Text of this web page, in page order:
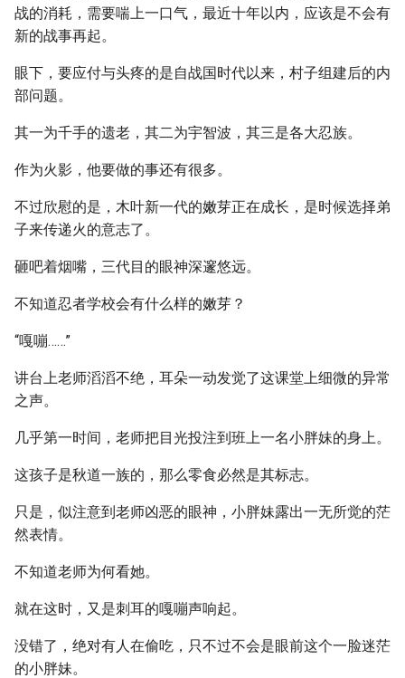
战的消耗，需要喘上一口气，最近十年以内，应该是不会有
新的战事再起。
眼下，要应付与头疼的是自战国时代以来，村子组建后的内
部问题。
其一为千手的遗老，其二为宇智波，其三是各大忍族。
作为火影，他要做的事还有很多。
不过欣慰的是，木叶新一代的嫩芽正在成长，是时候选择弟
子来传递火的意志了。
砸吧着烟嘴，三代目的眼神深邃悠远。
不知道忍者学校会有什么样的嫩芽？
“嘎嘣……”
讲台上老师滔滔不绝，耳朵一动发觉了这课堂上细微的异常
之声。
几乎第一时间，老师把目光投注到班上一名小胖妹的身上。
这孩子是秋道一族的，那么零食必然是其标志。
只是，似注意到老师凶恶的眼神，小胖妹露出一无所觉的茫
然表情。
不知道老师为何看她。
就在这时，又是刺耳的嘎嘣声响起。
没错了，绝对有人在偷吃，只不过不会是眼前这个一脸迷茫
的小胖妹。